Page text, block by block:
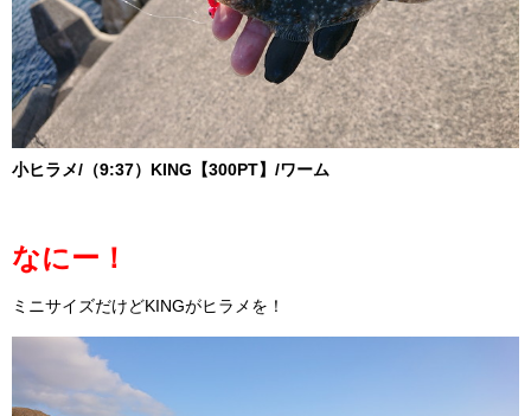
小ヒラメ/（9:37）KING【300PT】/ワーム
なにー！
ミニサイズだけどKINGがヒラメを！